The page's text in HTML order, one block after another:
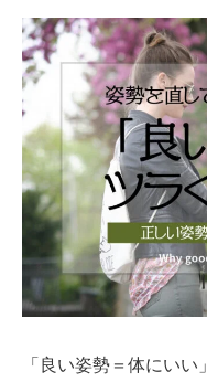
「良い姿勢＝体にいい」